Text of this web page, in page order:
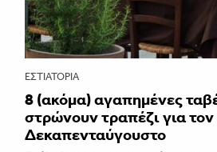
ΕΣΤΙΑΤΌΡΙΑ
8 (ακόμα) αγαπημένες
στρώνουν τραπέζι για τον
Δεκαπενταύγουστο